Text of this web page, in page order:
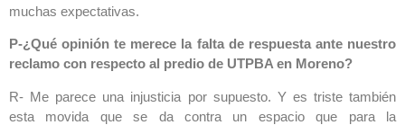
muchas expectativas.
P-¿Qué opinión te merece la falta de respuesta ante nuestro
reclamo con respecto al predio de UTPBA en Moreno?
R- Me parece una injusticia por supuesto. Y es triste también
esta movida que se da contra un espacio que para la